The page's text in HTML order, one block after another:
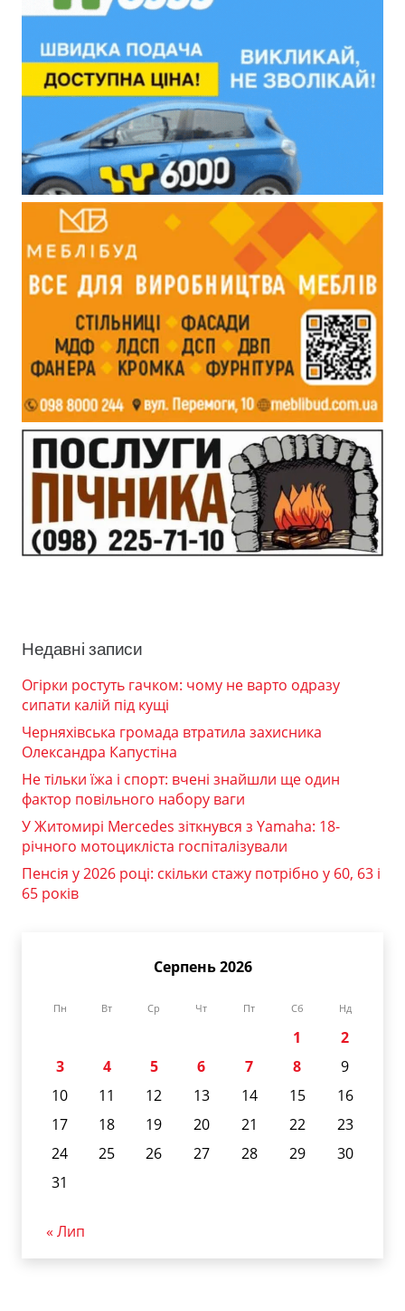
Недавні записи
Огірки ростуть гачком: чому не варто одразу
сипати калій під кущі
Черняхівська громада втратила захисника
Олександра Капустіна
Не тільки їжа і спорт: вчені знайшли ще один
фактор повільного набору ваги
У Житомирі Mercedes зіткнувся з Yamaha: 18-
річного мотоцикліста госпіталізували
Пенсія у 2026 році: скільки стажу потрібно у 60, 63 і
65 років
Серпень 2026
Пн Вт Ср Чт Пт Сб Нд
1
2
3
4 5 6 7 8
9
10
11 12 13 14 15
16
17
18 19 20 21 22
23
24
25 26 27 28 29
30
31
« Лип